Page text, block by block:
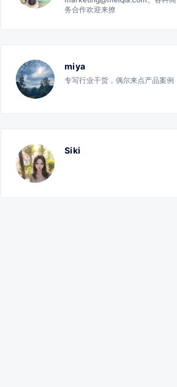
务合作欢迎来撩
miya
专写行业干货，偶尔来点产品案例
Siki